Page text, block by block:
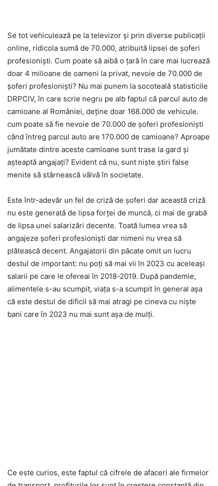
Se tot vehiculează pe la televizor și prin diverse publicații
online, ridicola sumă de 70.000, atribuită lipsei de șoferi
profesioniști. Cum poate să aibă o țară în care mai lucrează
doar 4 milioane de oameni la privat, nevoie de 70.000 de
șoferi profesioniști? Nu mai punem la socoteală statisticile
DRPCIV, în care scrie negru pe alb faptul că parcul auto de
camioane al României, deține doar 168.000 de vehicule.
cum poate să fie nevoie de 70.000 de șoferi profesioniști
când întreg parcul auto are 170.000 de camioane? Aproape
jumătate dintre aceste camioane sunt trase la gard și
așteaptă angajați? Evident că nu, sunt niște știri false
menite să stârnească vâlvă în societate.
Este într-adevăr un fel de criză de șoferi dar această criză
nu este generată de lipsa forței de muncă, ci mai de grabă
de lipsa unei salarizări decente. Toată lumea vrea să
angajeze șoferi profesioniști dar nimeni nu vrea să
plătească decent. Angajatorii din păcate omit un lucru
destul de important: nu poți să mai vii în 2023 cu aceleași
salarii pe care le ofereai în 2018-2019. După pandemie,
alimentele s-au scumpit, viața s-a scumpit în general așa
că este destul de dificil să mai atragi pe cineva cu niște
bani care în 2023 nu mai sunt așa de mulți.
Ce este curios, este faptul că cifrele de afaceri ale firmelor